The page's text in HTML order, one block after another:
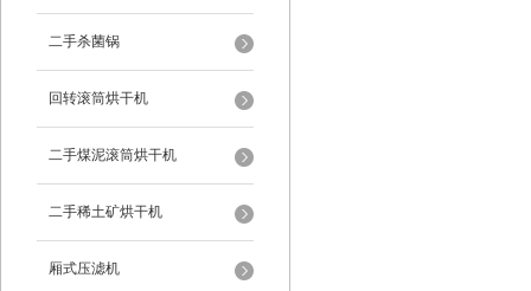
二手杀菌锅
回转滚筒烘干机
二手煤泥滚筒烘干机
二手稀土矿烘干机
厢式压滤机